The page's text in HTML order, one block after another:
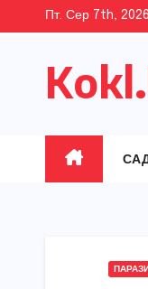
content
Пт. Сер 7th, 2026